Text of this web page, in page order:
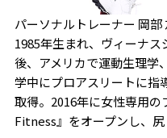
パーソナルトレーナー 岡部
1985年生まれ、ヴィーナ
後、アメリカで運動生理学
学中にプロアスリートに指
取得。2016年に女性専用
Fitness』をオープンし、尻